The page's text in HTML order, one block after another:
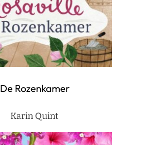
De Rozenkamer
Karin Quint